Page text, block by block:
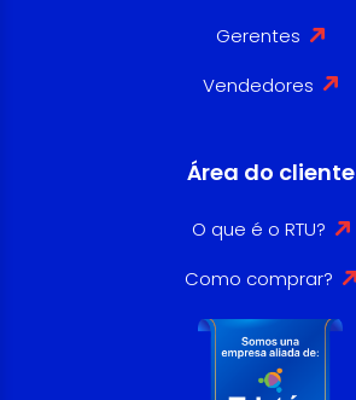
Gerentes
Vendedores
Área do cliente
O que é o RTU?
Como comprar?